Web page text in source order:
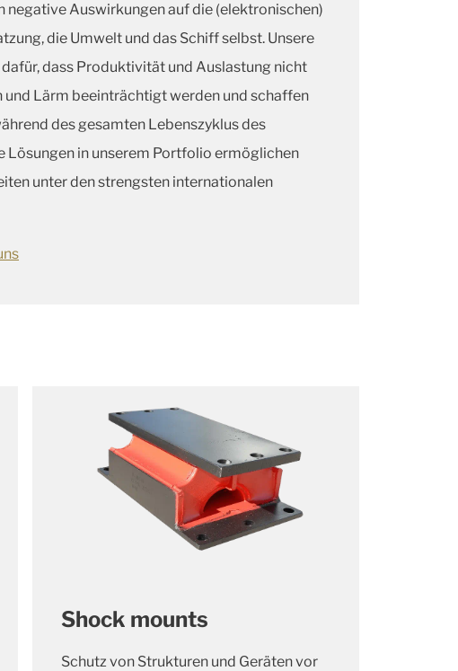
negative Auswirkungen auf die (elektronischen)
die Umwelt und das Schiff selbst. Unsere
dass Produktivität und Auslastung nicht
und Lärm beeinträchtigt werden und schaffen
des gesamten Lebenszyklus des
Lösungen in unserem Portfolio ermöglichen
unter den strengsten internationalen
Shock mounts
Schutz von Strukturen und Geräten vor